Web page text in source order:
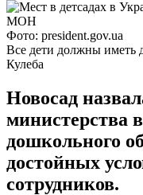
Фото: president.gov.ua
Все дети должны иметь
Кулеба
Новосад
министерства
дошкольного
достойных
сотрудников.